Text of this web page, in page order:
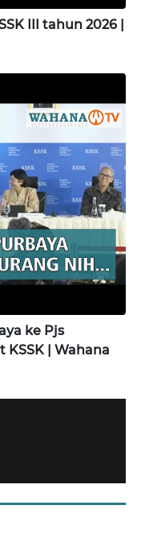
III tahun 2026 |
ke Pjs
KSSK | Wahana